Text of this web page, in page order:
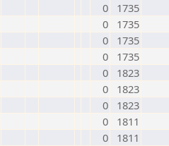
0
1735
0
1735
0
1735
0
1735
0
1823
0
1823
0
1823
0
1811
0
1811